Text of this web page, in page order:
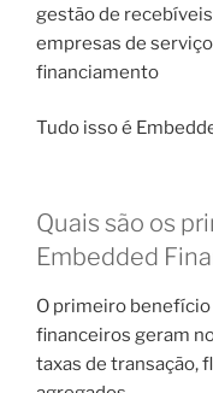
gestão de recebíveis
empresas de
financiamento
Tudo isso é
Quais são os
Embedded
O primeiro
financeiros geram
taxas de transação,